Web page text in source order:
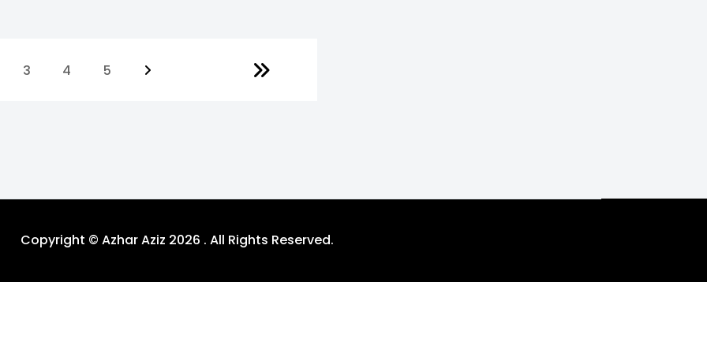
3 4 5
Copyright © Azhar Aziz 2026 . All Rights Reserved.